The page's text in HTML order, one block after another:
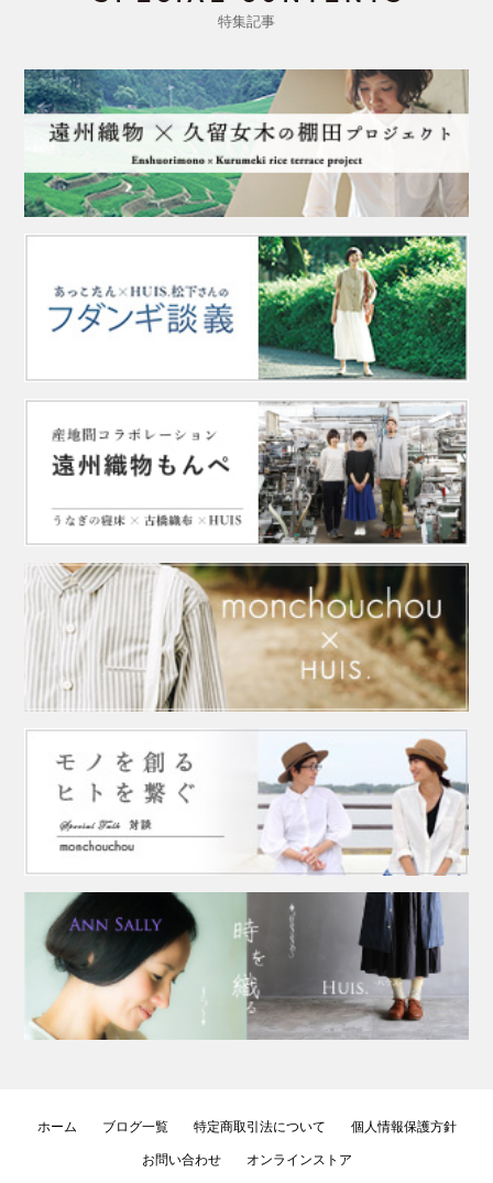
特集記事
ホーム ブログ一覧 特定商取引法について
個人情報保護方針
お問い合わせ
オンラインストア